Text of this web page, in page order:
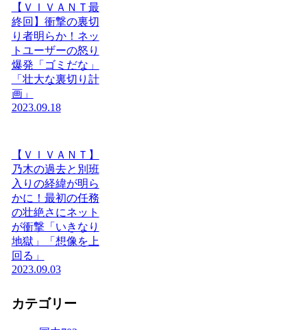
【ＶＩＶＡＮＴ最
終回】衝撃の裏切
り者明らか！ネッ
トユーザーの怒り
爆発「ゴミだな」
「壮大な裏切り計
画」
2023.09.18
【ＶＩＶＡＮＴ】
乃木の過去と別班
入りの経緯が明ら
かに！最初の任務
の壮絶さにネット
が衝撃「いきなり
地獄」「想像を上
回る」
2023.09.03
カテゴリー